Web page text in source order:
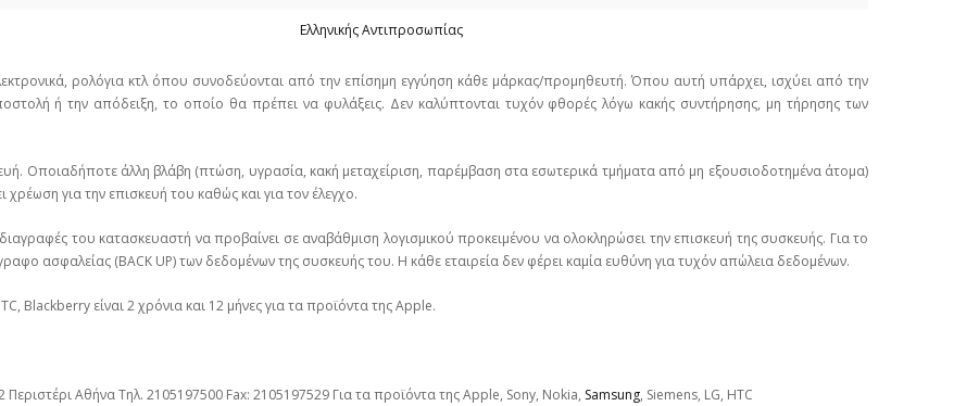
Ελληνικής Αντιπροσωπίας
ρολόγια κτλ όπου συνοδεύονται από την επίσημη εγγύηση κάθε μάρκας/προμηθευτή. Όπου αυτή υπάρχει, ισχύει από την
ή την απόδειξη, το οποίο θα πρέπει να φυλάξεις. Δεν καλύπτονται τυχόν φθορές λόγω κακής συντήρησης, μη τήρησης των
Οποιαδήποτε άλλη βλάβη (πτώση, υγρασία, κακή μεταχείριση, παρέμβαση στα εσωτερικά τμήματα από μη εξουσιοδοτημένα άτομα)
για την επισκευή του καθώς και για τον έλεγχο.
του κατασκευαστή να προβαίνει σε αναβάθμιση λογισμικού προκειμένου να ολοκληρώσει την επισκευή της συσκευής. Για το
ασφαλείας (BACK UP) των δεδομένων της συσκευής του. Η κάθε εταιρεία δεν φέρει καμία ευθύνη για τυχόν απώλεια δεδομένων.
Blackberry είναι 2 χρόνια και 12 μήνες για τα προϊόντα της Apple.
Περιστέρι Αθήνα Τηλ. 2105197500 Fax: 2105197529 Για τα προϊόντα της Apple, Sony, Nokia, Samsung, Siemens, LG, HTC